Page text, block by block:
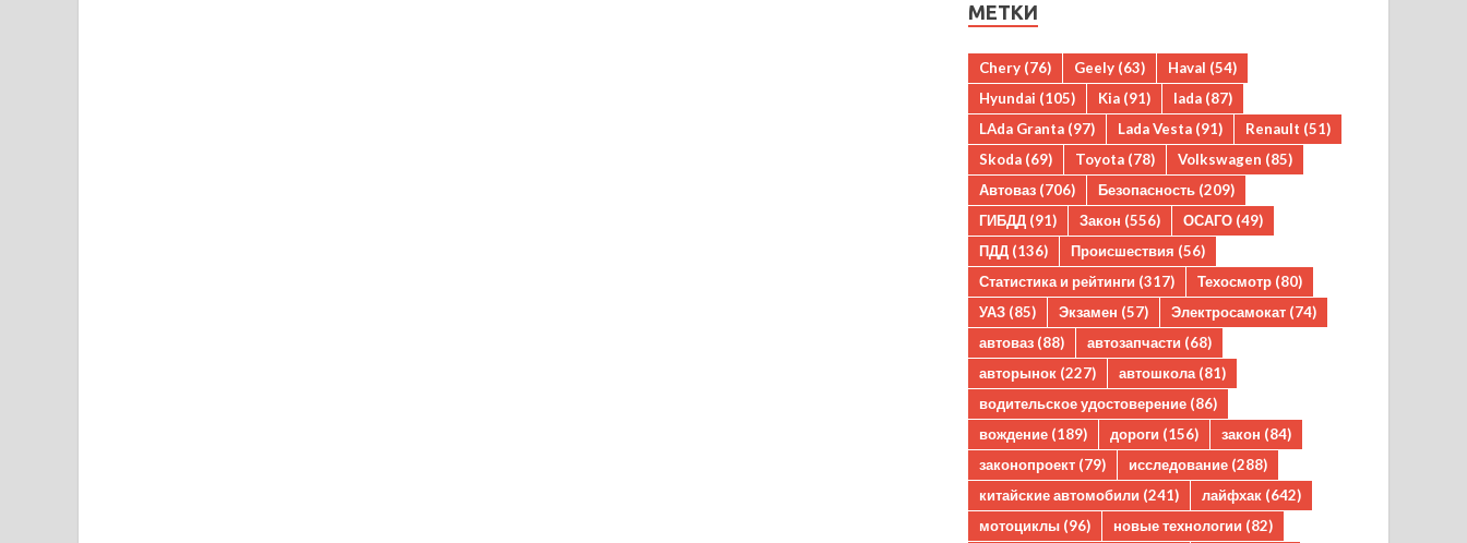
МЕТКИ
Chery (76) Geely (63) Haval (54)
Hyundai (105) Kia (91) lada (87)
LAda Granta (97) Lada Vesta (91) Renault (51)
Skoda (69) Toyota (78) Volkswagen (85)
Автоваз (706) Безопасность (209)
ГИБДД (91) Закон (556) ОСАГО (49)
ПДД (136) Происшествия (56)
Статистика и рейтинги (317) Техосмотр (80)
УАЗ (85) Экзамен (57) Электросамокат (74)
автоваз (88) автозапчасти (68)
авторынок (227) автошкола (81)
водительское удостоверение (86)
вождение (189) дороги (156) закон (84)
законопроект (79) исследование (288)
китайские автомобили (241) лайфхак (642)
мотоциклы (96) новые технологии (82)